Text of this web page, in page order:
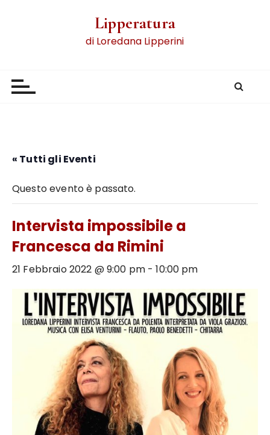
Lipperatura
di Loredana Lipperini
« Tutti gli Eventi
Questo evento è passato.
Intervista impossibile a
Francesca da Rimini
21 Febbraio 2022 @ 9:00 pm-10:00 pm